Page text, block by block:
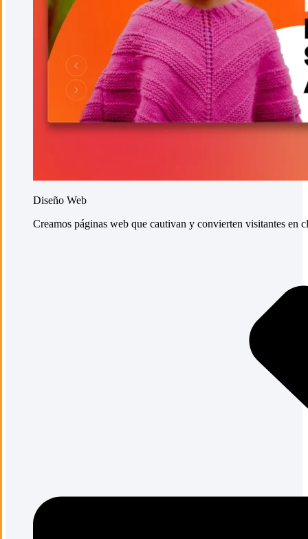
Diseño Web
Creamos páginas web que cautivan y convierten visitantes en